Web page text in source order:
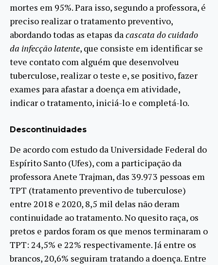
mortes em 95%. Para isso, segundo a professora, é
preciso realizar o tratamento preventivo,
abordando todas as etapas da cascata do cuidado
da infecção latente, que consiste em identificar se
teve contato com alguém que desenvolveu
tuberculose, realizar o teste e, se positivo, fazer
exames para afastar a doença em atividade,
indicar o tratamento, iniciá-lo e completá-lo.
Descontinuidades
De acordo com estudo da Universidade Federal do
Espírito Santo (Ufes), com a participação da
professora Anete Trajman, das 39.973 pessoas em
TPT (tratamento preventivo de tuberculose)
entre 2018 e 2020, 8,5 mil delas não deram
continuidade ao tratamento. No quesito raça, os
pretos e pardos foram os que menos terminaram o
TPT: 24,5% e 22% respectivamente. Já entre os
brancos, 20,6% seguiram tratando a doença. Entre